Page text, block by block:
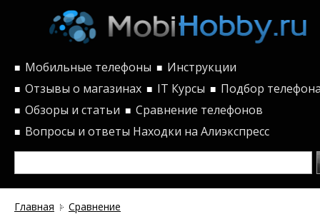
■ Мобильные телефоны ■ Инструкции
■ Отзывы о магазинах ■ IT Курсы ■ Подбор
■ Обзоры и статьи ■ Сравнение телефонов
■ Вопросы и ответы Находки на Алиэкспресс
Главная Сравнение